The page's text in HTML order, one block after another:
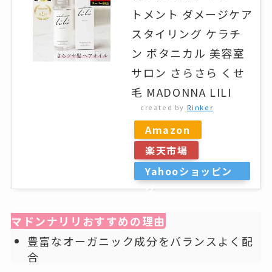
トメント ダメージケア
スタイリング ケラチ
ン ボタニカル 美容室
サロン さらさら くせ
毛 MADONNA LILI
created by Rinker
Amazon
楽天市場
Yahooショッピン
グ
マドンナリリおすすめの理由
豊富なオーガニック成分をバランスよく配
合